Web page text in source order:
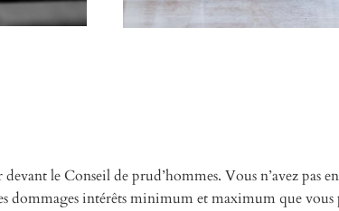
le Conseil de prud’hommes. Vous n’avez pas
dommages intérêts minimum et maximum que vous